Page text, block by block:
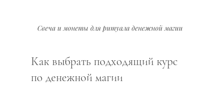
Свеча и монеты для ритуала денежной магии
Как выбрать подходящий курс
по денежной магии